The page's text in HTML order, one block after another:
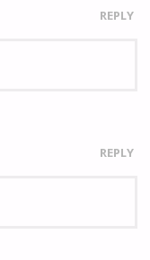
REPLY
REPLY